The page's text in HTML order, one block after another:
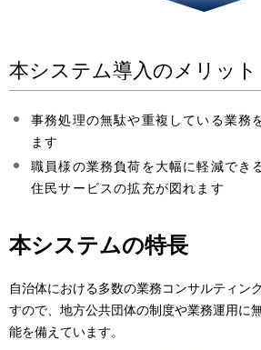
本システム導入のメリット
事務処理の無駄や重複している業務
ます
職員様の業務負荷を大幅に軽減でき
住民サービスの拡充が図れます
本システムの特長
自治体における多数の業務コンサルティン
すので、地方公共団体の制度や業務運用に
能を備えています。